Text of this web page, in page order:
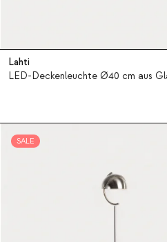
Lahti
LED-Deckenleuchte Ø40 cm aus
SALE